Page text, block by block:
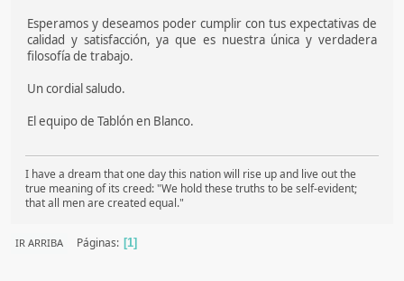
Esperamos y deseamos poder cumplir con tus expectativas de
calidad y satisfacción, ya que es nuestra única y verdadera
filosofía de trabajo.
Un cordial saludo.
El equipo de Tablón en Blanco.
I have a dream that one day this nation will rise up and live out the
true meaning of its creed: "We hold these truths to be self-evident;
that all men are created equal."
IR ARRIBA Páginas 1